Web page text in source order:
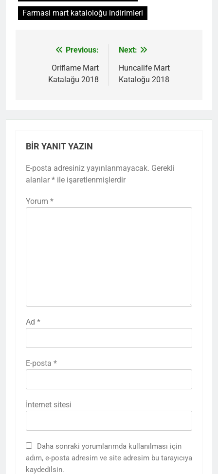
Farmasi mart kataloloğu indirimleri
gezinmesi
Previous:
Oriflame Mart
Katalağu 2018
Next:
Huncalife Mart
Kataloğu 2018
BIR YANIT YAZIN
E-posta adresiniz yayınlanmayacak. Gerekli
alanlar * ile işaretlenmişlerdir
Yorum *
Ad *
E-posta *
İnternet sitesi
Daha sonraki yorumlarımda kullanılması için
adım, e-posta adresim ve site adresim bu tarayıcıya
kaydedilsin.